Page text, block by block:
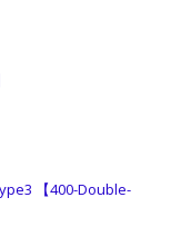
【400-Double-